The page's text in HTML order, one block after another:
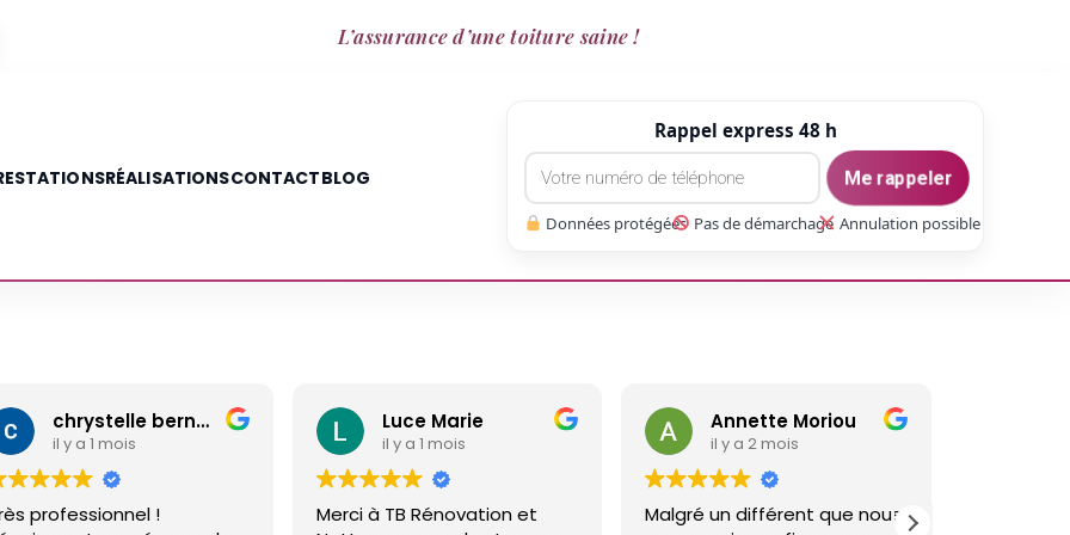
L’assurance d’une toiture saine !
RÉALISATIONSCONTACTBLOG
Rappel express 48 h
Me rappeler
Données protégées Pas de démarchage Annulation possible
chrystelle bernard
!
Luce Marie
il y a 1 mois
Merci à TB Rénovation et
Annette Moriou
il y a 2 mois
Malgré un différent que nous
Réalisé un travail sur